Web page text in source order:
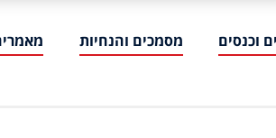
וכנסים מסמכים והנחיות